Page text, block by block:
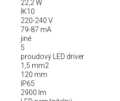
22,2 W
IK10
220-240 V
79-87 mA
jiné
5
proudový LED driver
1,5 mm2
120 mm
IP65
2900 lm